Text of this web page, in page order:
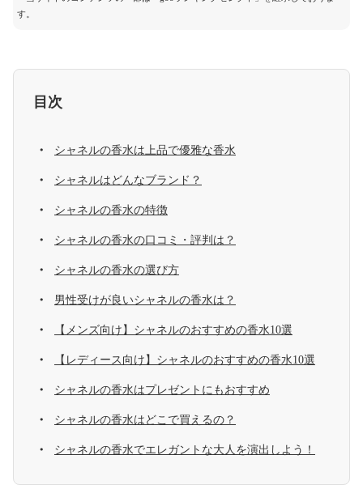
す。
目次
シャネルの香水は上品で優雅な香水
シャネルはどんなブランド？
シャネルの香水の特徴
シャネルの香水の口コミ・評判は？
シャネルの香水の選び方
男性受けが良いシャネルの香水は？
【メンズ向け】シャネルのおすすめの香水10選
【レディース向け】シャネルのおすすめの香水10選
シャネルの香水はプレゼントにもおすすめ
シャネルの香水はどこで買えるの？
シャネルの香水でエレガントな大人を演出しよう！